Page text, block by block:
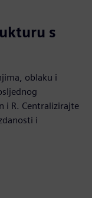
s
oblaku i
i R. Centralizirajte
i